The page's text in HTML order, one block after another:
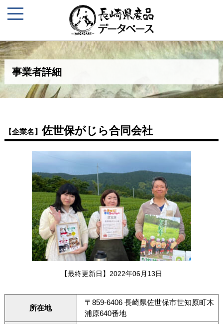
事業者詳細
【企業名】 佐世保がじら合同会社
【最終更新日】2022年06月13日
所在地
〒859-6406 長崎県佐世保市世知原町木
浦原640番地